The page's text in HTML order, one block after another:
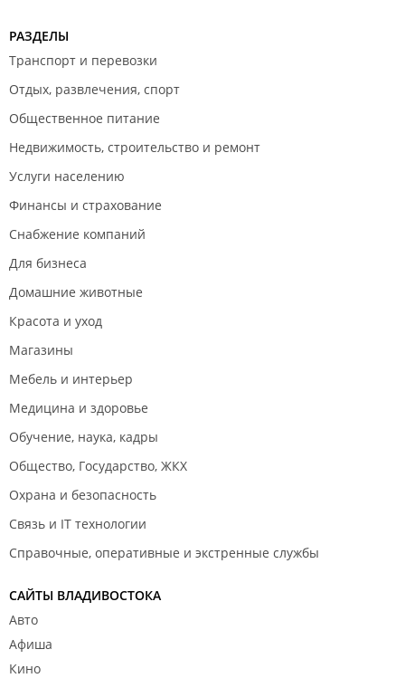
РАЗДЕЛЫ
Транспорт и перевозки
Отдых, развлечения, спорт
Общественное питание
Недвижимость, строительство и ремонт
Услуги населению
Финансы и страхование
Снабжение компаний
Для бизнеса
Домашние животные
Красота и уход
Магазины
Мебель и интерьер
Медицина и здоровье
Обучение, наука, кадры
Общество, Государство, ЖКХ
Охрана и безопасность
Связь и IT технологии
Справочные, оперативные и экстренные службы
САЙТЫ ВЛАДИВОСТОКА
Авто
Афиша
Кино